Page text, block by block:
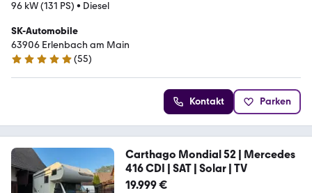
96 kW (131 PS) • Diesel
SK-Automobile
63906 Erlenbach am Main
5 Sterne
(55)
Kontakt Parken
Carthago Mondial 52 | Mercedes
416 CDI | SAT | Solar | TV
19.999 €